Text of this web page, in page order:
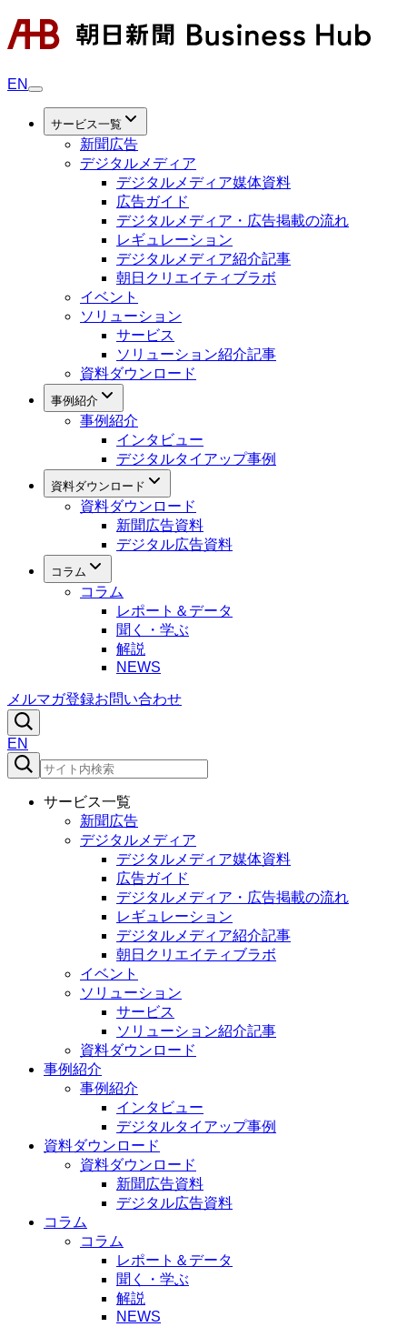
EN
サービス一覧
新聞広告
デジタルメディア
デジタルメディア媒体資料
広告ガイド
デジタルメディア・広告掲載の流れ
レギュレーション
デジタルメディア紹介記事
朝日クリエイティブラボ
イベント
ソリューション
サービス
ソリューション紹介記事
資料ダウンロード
事例紹介
事例紹介
インタビュー
デジタルタイアップ事例
資料ダウンロード
資料ダウンロード
新聞広告資料
デジタル広告資料
コラム
コラム
レポート＆データ
聞く・学ぶ
解説
NEWS
メルマガ登録お問い合わせ
EN
サービス一覧
新聞広告
デジタルメディア
デジタルメディア媒体資料
広告ガイド
デジタルメディア・広告掲載の流れ
レギュレーション
デジタルメディア紹介記事
朝日クリエイティブラボ
イベント
ソリューション
サービス
ソリューション紹介記事
資料ダウンロード
事例紹介
事例紹介
インタビュー
デジタルタイアップ事例
資料ダウンロード
資料ダウンロード
新聞広告資料
デジタル広告資料
コラム
コラム
レポート＆データ
聞く・学ぶ
解説
NEWS